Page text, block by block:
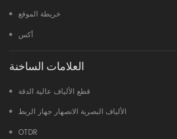
خريطة الموقع
أكس
العلامات الساخنة
قطع الألياف عالية الدقة
الألياف البصرية الانصهار جهاز الربط
OTDR